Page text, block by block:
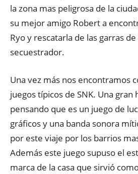
la zona mas peligrosa de la
su mejor amigo Robert a
Ryo y rescatarla de las garras
secuestrador.
Una vez más nos encontramos
juegos típicos de SNK. Una
pensando que es un juego de
gráficos y una banda sonora
por este viaje por los barrios
Además este juego supuso el
marca de la casa que sirvió